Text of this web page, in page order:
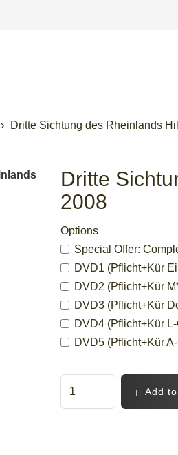
Dritte Sichtung des Rheinlands
Dritte
2008
Options
Special Offer:
DVD1 (Pflicht+Kür
DVD2 (Pflicht+Kür
DVD3 (Pflicht+Kür
DVD4 (Pflicht+Kür
DVD5 (Pflicht+Kür
Add